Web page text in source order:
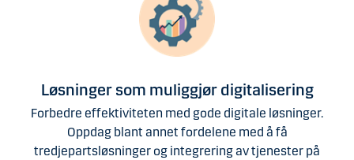
Løsninger som muliggjør digitalisering
Forbedre effektiviteten med gode digitale løsninger.
Oppdag blant annet fordelene med å få
tredjepartsløsninger og integrering av tjenester på